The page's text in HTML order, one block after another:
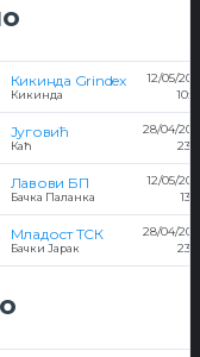
Кикинда Grindex
Кикинда
12/05/
Југовић
Каћ
28/04/
Лавови БП
Бачка Паланка
12/05/
Младост ТСК
Бачки Јарак
28/04/